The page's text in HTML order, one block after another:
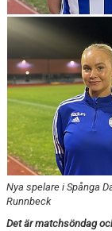
Nya spelare i Spånga
Runnbeck
Det är matchsöndag